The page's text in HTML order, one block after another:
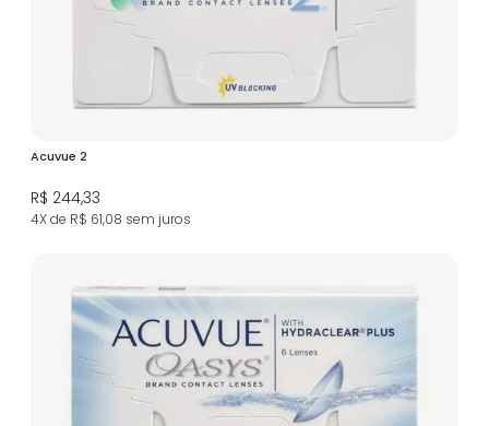
Acuvue 2
R$ 244,33
4X de R$ 61,08 sem juros